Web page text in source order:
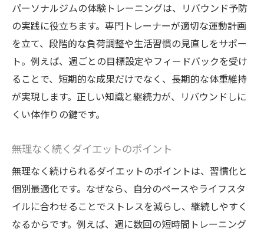
パーソナルジムの体験トレーニングは、リバウンド予防
の実践に役立ちます。専門トレーナーが適切な運動計画
を立て、段階的な負荷調整や生活習慣の見直しをサポー
ト。例えば、週ごとの目標設定やフィードバックを受け
ることで、短期的な成果だけでなく、長期的な体重維持
が実現します。正しい知識と継続力が、リバウンドしに
くい体作りの鍵です。
無理なく続くダイエットのポイント
無理なく続けられるダイエットのポイントは、習慣化と
個別最適化です。なぜなら、自分のペースやライフスタ
イルに合わせることでストレスを減らし、継続しやすく
なるからです。例えば、週に数回の短時間トレーニング